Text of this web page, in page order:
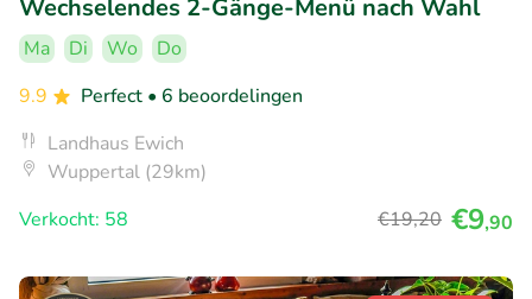
Wechselendes 2-Gänge-Menü nach Wahl
Ma Di Wo
Do
9.9
Perfect • 6 beoordelingen
Landhaus Ewich
Wuppertal (29km)
Verkocht: 58
€19,20 €9,90